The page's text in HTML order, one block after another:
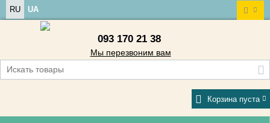
RU UA
093 170 21 38
Мы перезвоним вам
Корзина пуста